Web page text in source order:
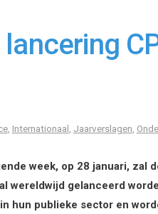
, Internationaal Jaarverslagen
week, op 28 januari, zal
wereldwijd gelanceerd
hun publieke sector en